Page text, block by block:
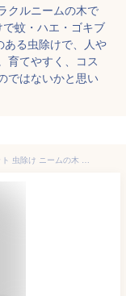
クルニームの木で
蚊・ハエ・ゴキブ
ある虫除けで、人や
育てやすく、コス
ではないかと思い
ニーム ミラクルニーム 4号 鉢植え お得な3鉢セット 虫除け ニームの木 ハーブ苗 ミラクルハーブ 蚊除け 蚊よけ植物 防虫 害虫